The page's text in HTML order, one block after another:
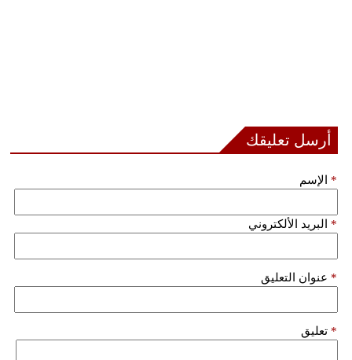
أرسل تعليقك
الإسم *
البريد الألكتروني *
عنوان التعليق *
تعليق *